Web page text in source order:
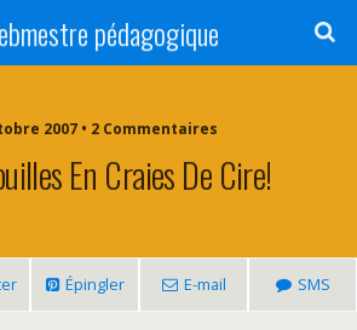
pédagogique
2007 • 2 Commentaires
En Craies De Cire!
Épingler E-mail SMS